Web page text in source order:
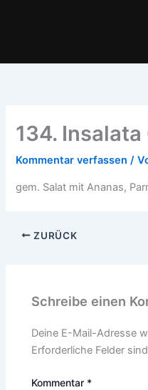
134. Insalata
Kommentar verfassen /
gem. Salat mit Ananas,
ZURÜCK
Schreibe einen
Deine E-Mail-Adresse
Erforderliche Felder
Kommentar *